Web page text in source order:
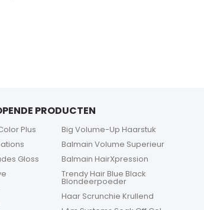
PRODUCTEN
Plus
Gloss
Big Volume-Up Haarstuk
Balmain Volume Superieur
Balmain HairXpression
Trendy Hair Blue Black
Blondeerpoeder
Haar Scrunchie Krullend